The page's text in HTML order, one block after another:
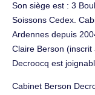
Son siège est : 3
Soissons Cedex.
Ardennes depuis
Claire Berson
Decroocq est
Cabinet Berson